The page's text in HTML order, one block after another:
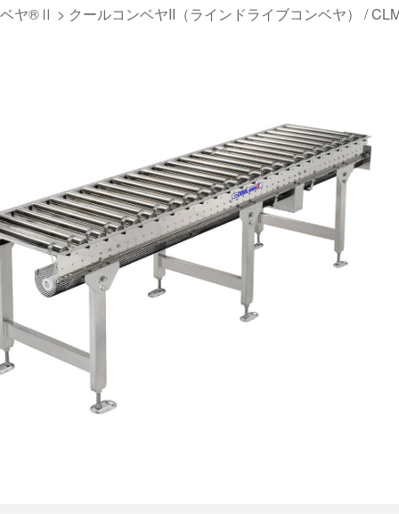
機器
ヤ®Ⅱ > クールコンベヤII（ラインドライブコンベヤ） /